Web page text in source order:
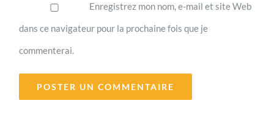
Enregistrez mon nom, e-mail et site Web
dans ce navigateur pour la prochaine fois que je
commenterai.